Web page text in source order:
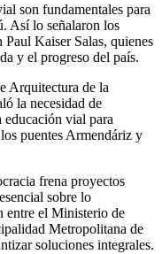
son fundamentales para
Así lo señalaron los
Kaiser Salas, quienes
y el progreso del país.
Arquitectura de la
la necesidad de
vial para
puentes Armendáriz y
frena proyectos
sobre lo
entre el Ministerio de
Metropolitana de
soluciones integrales.